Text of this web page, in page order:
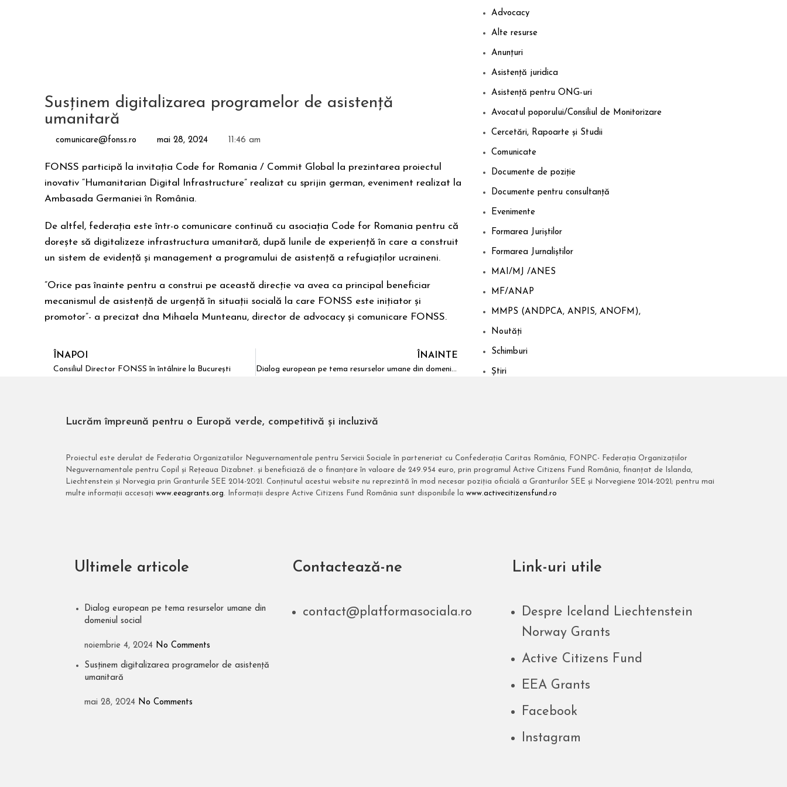
Susținem digitalizarea programelor de asistență
umanitară
comunicare@fonss.ro mai 28, 2024 11:46 am
FONSS participă la invitația Code for Romania / Commit Global la prezintarea proiectul
inovativ “Humanitarian Digital Infrastructure” realizat cu sprijin german, eveniment realizat la
Ambasada Germaniei în România.
De altfel, federația este într-o comunicare continuă cu asociația Code for Romania pentru că
dorește să digitalizeze infrastructura umanitară, după lunile de experiență în care a construit
un sistem de evidență și management a programului de asistență a refugiaților ucraineni.
”Orice pas înainte pentru a construi pe această direcție va avea ca principal beneficiar
mecanismul de asistență de urgență în situații socială la care FONSS este inițiator și
promotor”- a precizat dna Mihaela Munteanu, director de advocacy și comunicare FONSS.
ÎNAPOI
Consiliul Director FONSS în întâlnire la București
ÎNAINTE
Dialog european pe tema resurselor umane din domeniul social
Advocacy
Alte resurse
Anunțuri
Asistență juridica
Asistență pentru ONG-uri
Avocatul poporului/Consiliul de Monitorizare
Cercetări, Rapoarte și Studii
Comunicate
Documente de poziție
Documente pentru consultanță
Evenimente
Formarea Juriștilor
Formarea Jurnaliștilor
MAI/MJ /ANES
MF/ANAP
MMPS (ANDPCA, ANPIS, ANOFM),
Noutăți
Schimburi
Știri
Lucrăm împreună pentru o Europă verde, competitivă și incluzivă
Proiectul este derulat de Federatia Organizatiilor Neguvernamentale pentru Servicii Sociale în parteneriat cu Confederația Caritas România, FONPC- Federația Organizațiilor
Neguvernamentale pentru Copil și Rețeaua Dizabnet. și beneficiază de o finanțare în valoare de 249.954 euro, prin programul Active Citizens Fund România, finanțat de Islanda,
Liechtenstein și Norvegia prin Granturile SEE 2014-2021. Conținutul acestui website nu reprezintă în mod necesar poziția oficială a Granturilor SEE și Norvegiene 2014-2021; pentru mai
multe informații accesați www.eeagrants.org . Informații despre Active Citizens Fund România sunt disponibile la www.activecitizensfund.ro
Ultimele articole
Dialog european pe tema resurselor umane din
domeniul social
noiembrie 4, 2024 No Comments
Susținem digitalizarea programelor de asistență
umanitară
mai 28, 2024 No Comments
Contactează-ne
contact@platformasociala.ro
Link-uri utile
Despre Iceland Liechtenstein
Norway Grants
Active Citizens Fund
EEA Grants
Facebook
Instagram